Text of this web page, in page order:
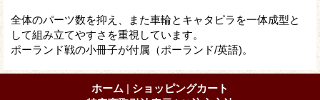
全体のパーツ数を抑え、また車輪とキャタピラを一体成型と
して組み立てやすさを重視しています。
ポーランド戦の小冊子が付属（ポーランド/英語)。
ホーム | ショッピングカート